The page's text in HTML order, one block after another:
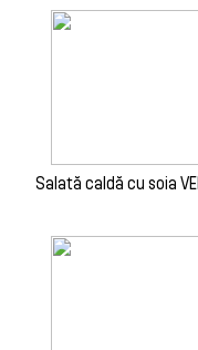
Salată caldă cu soia